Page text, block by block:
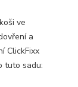
ve
a
ClickFixx
tuto sadu: